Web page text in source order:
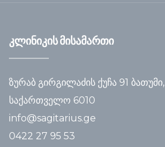
კლინიკის მისამართი
ზურაბ გირგილაძის ქუჩა 91 ბათუმი,
საქართველო 6010
info@sagitarius.ge
0422 27 95 53